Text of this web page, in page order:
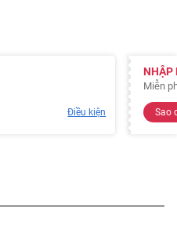
Điều kiện
NHẬP
Miễn
Sao